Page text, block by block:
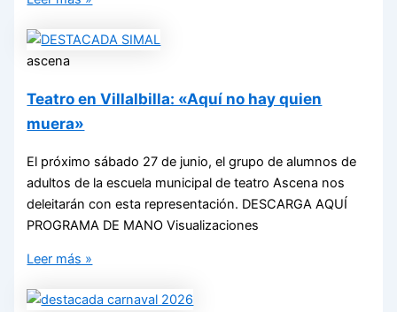
ascena
Teatro en Villalbilla: «Aquí no hay quien
muera»
El próximo sábado 27 de junio, el grupo de alumnos de
adultos de la escuela municipal de teatro Ascena nos
deleitarán con esta representación. DESCARGA AQUÍ
PROGRAMA DE MANO Visualizaciones
Leer más »